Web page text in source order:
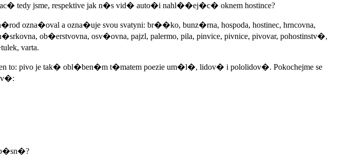
tedy jsme, respektive jak n�s vid� auto�i nahl��ej�c� oknem hostince?
a ozna�uje svou svatyni: br��ko, bunz�rna, hospoda, hostinec, hrncovna,
ob�erstvovna, osv�ovna, pajzl, palermo, pila, pinvice, pivnice, pivovar, pohostinstv�,
varta.
pivo je tak� obl�ben�m t�matem poezie um�l�, lidov� i pololidov�. Pokochejme se